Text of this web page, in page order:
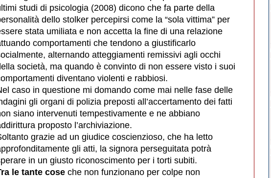
studi di psicologia (2008) dicono che fa parte della
dello stolker percepirsi come la “sola vittima” per
stata umiliata e non accetta la fine di una relazione
comportamenti che tendono a giustificarlo
alternando atteggiamenti remissivi agli occhi
società, ma quando è convinto di non essere visto i suoi
diventano violenti e rabbiosi.
caso in questione mi domando come mai nelle fase delle
gli organi di polizia preposti all’accertamento dei fatti
siano intervenuti tempestivamente e ne abbiano
proposto l’archiviazione.
grazie ad un giudice coscienzioso, che ha letto
gli atti, la signora perseguitata potrà
in un giusto riconoscimento per i torti subiti.
le tante cose che non funzionano per colpe non